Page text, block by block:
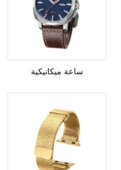
ساعة ميكانيكية